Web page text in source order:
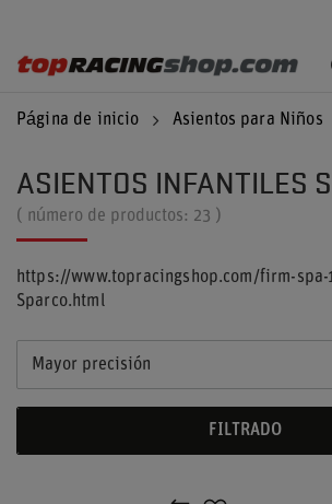
Página de inicio Asientos para Niños
ASIENTOS INFANTILES
( número de productos: 23 )
https://www.topracingshop.com/firm-spa-
Sparco.html
Mayor precisión
FILTRADO